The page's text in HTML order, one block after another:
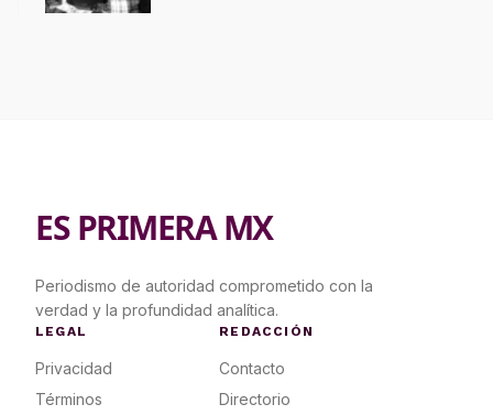
ES PRIMERA MX
Periodismo de autoridad comprometido con la
verdad y la profundidad analítica.
LEGAL
Privacidad
Términos
REDACCIÓN
Contacto
Directorio